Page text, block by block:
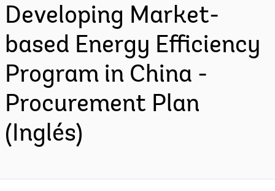
Developing Market-
based Energy Efficiency
Program in China -
Procurement Plan
(Inglés)